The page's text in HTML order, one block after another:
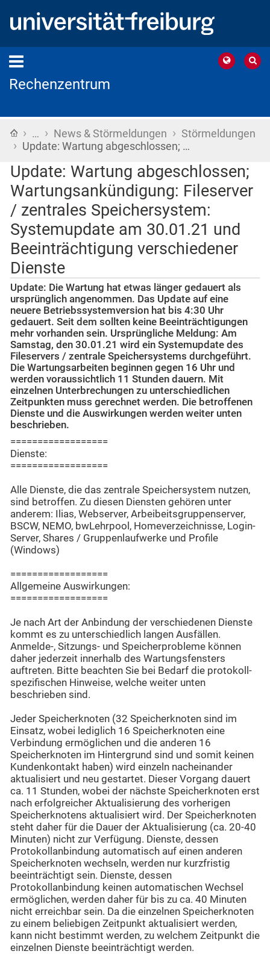
Rechenzentrum
Startseite
› … › News & Störmeldungen › Störmeldungen
› Update: Wartung abgeschlossen; …
Update: Wartung abgeschlossen;
Wartungsankündigung: Fileserver
/ zentrales Speichersystem:
Systemupdate am 30.01.21 und
Beeinträchtigung verschiedener
Dienste
Update: Die Wartung hat etwas länger gedauert als
ursprünglich angenommen. Das Update auf eine
neuere Betriebssystemversion hat bis 4:30 Uhr
gedauert. Seit dem sollten keine Beeinträchtigungen
mehr vorhanden sein. Ursprüngliche Meldung: Am
Samstag, den 30.01.21 wird ein Systemupdate des
Fileservers / zentrale Speichersystems durchgeführt.
Die Wartungsarbeiten beginnen gegen 16 Uhr und
werden voraussichtlich 11 Stunden dauern. Mit
einzelnen Unterbrechungen zu unterschiedlichen
Zeitpunkten muss gerechnet werden. Die betroffenen
Dienste und die Auswirkungen werden weiter unten
beschrieben.
==================
Dienste:
==================
Alle Dienste, die das zentrale Speichersystem nutzen,
sind betroffen. Zu diesen Diensten gehören unter
anderem: Ilias, Webserver, Arbeibeitsgruppenserver,
BSCW, NEMO, bwLehrpool, Homeverzeichnisse, Login-
Server, Shares / Gruppenlaufwerke und Profile
(Windows)
==================
Allgemeine Auswirkungen:
==================
Je nach Art der Anbindung der verschiedenen Dienste
kommt es zu unterschiedlich langen Ausfällen.
Anmelde-, Sitzungs- und Speicherprobleme können
daher jederzeit innerhalb des Wartungsfensters
auftreten. Bitte beachten Sie bei Bedarf die protokoll-
spezifischen Hinweise, welche weiter unten
beschrieben sind.
Jeder Speicherknoten (32 Speicherknoten sind im
Einsatz, wobei lediglich 16 Speicherknoten eine
Verbindung ermöglichen und die anderen 16
Speicherknoten im Hintergrund sind und somit keinen
Kundenkontakt haben) wird einzeln nacheinander
aktualisiert und neu gestartet. Dieser Vorgang dauert
ca. 11 Stunden, wobei der nächste Speicherknoten erst
nach erfolgreicher Aktualisierung des vorherigen
Speicherknotens aktualisiert wird. Der Speicherknoten
steht daher für die Dauer der Aktualisierung (ca. 20-40
Minuten) nicht zur Verfügung. Dienste, dessen
Protokollanbindung automatisch auf einen anderen
Speicherknoten wechseln, werden nur kurzfristig
beeinträchtigt sein. Dienste, dessen
Protokollanbindung keinen automatischen Wechsel
ermöglichen, werden daher für bis zu ca. 40 Minuten
nicht erreichbar sein. Da die einzelnen Speicherknoten
zu einem beliebigen Zeitpunkt aktualisiert werden,
kann nicht bestimmt werden, zu welchem Zeitpunkt die
einzelnen Dienste beeinträchtigt werden.